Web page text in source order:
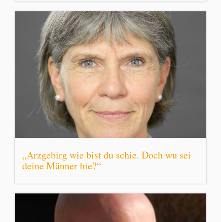
„Arzgebirg wie bist du schie. Doch wu sei
deine Männer hie?“